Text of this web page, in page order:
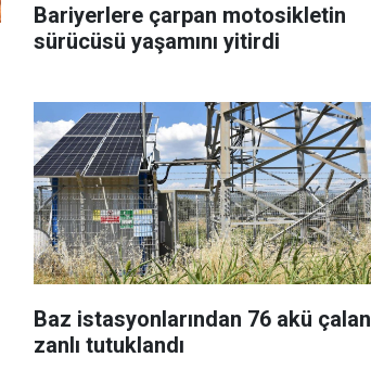
Bariyerlere çarpan motosikletin
sürücüsü yaşamını yitirdi
Baz istasyonlarından 76 akü çalan
zanlı tutuklandı